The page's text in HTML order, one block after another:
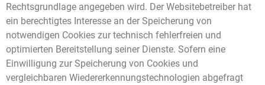
Rechtsgrundlage angegeben wird. Der Websitebetreiber hat
ein berechtigtes Interesse an der Speicherung von
notwendigen Cookies zur technisch fehlerfreien und
optimierten Bereitstellung seiner Dienste. Sofern eine
Einwilligung zur Speicherung von Cookies und
vergleichbaren Wiedererkennungstechnologien abgefragt